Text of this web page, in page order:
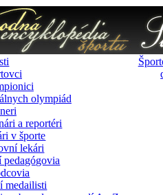
olympiád
a reportéri
v športe
lekári
medailisti